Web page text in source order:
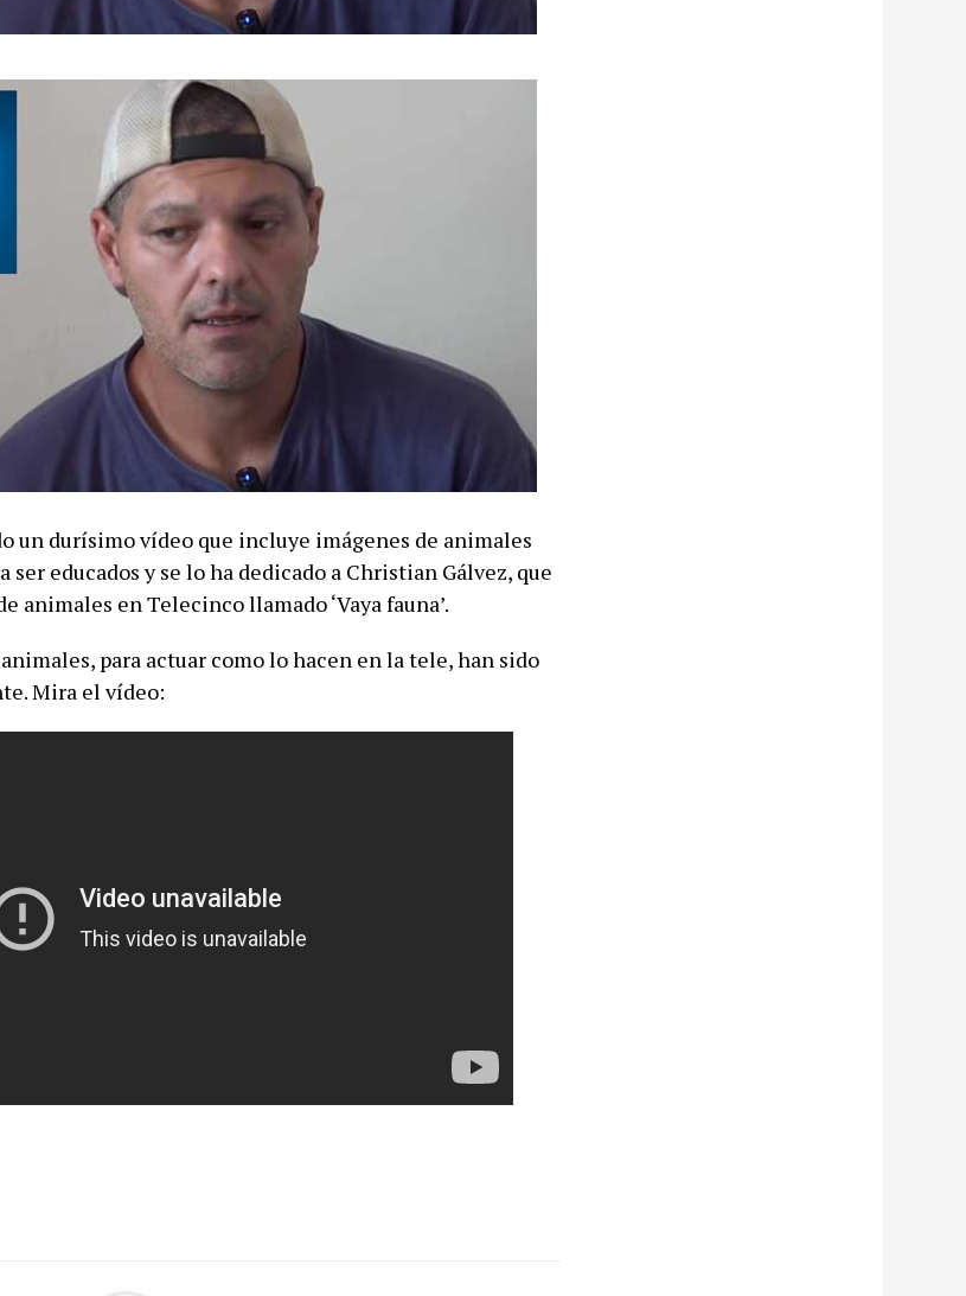
un durísimo vídeo que incluye imágenes de animales
ser educados y se lo ha dedicado a Christian Gálvez, que
animales en Telecinco llamado ‘Vaya fauna’.
para actuar como lo hacen en la tele, han sido
Mira el vídeo: